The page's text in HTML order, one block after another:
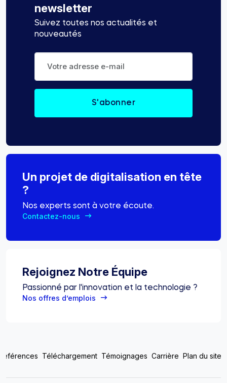
newsletter
Suivez toutes nos actualités et
nouveautés
Un projet de digitalisation en tête
?
Nos experts sont à votre écoute.
Contactez-nous
Rejoignez Notre Équipe
Passionné par l'innovation et la technologie ?
Nos offres d’emplois
Téléchargement Témoignages Carrière Plan du site